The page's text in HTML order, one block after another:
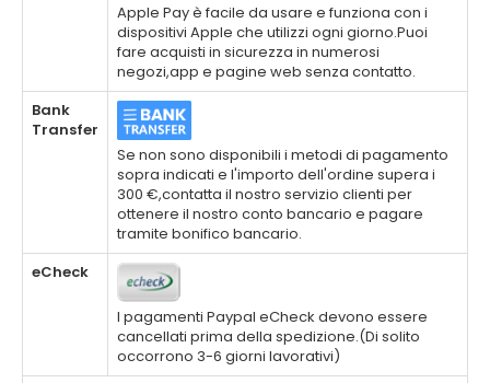
Apple Pay è facile da usare e funziona con i
dispositivi Apple che utilizzi ogni giorno.Puoi
fare acquisti in sicurezza in numerosi
negozi,app e pagine web senza contatto.
Bank
Transfer
Se non sono disponibili i metodi di pagamento
sopra indicati e l'importo dell'ordine supera i
300 €,contatta il nostro servizio clienti per
ottenere il nostro conto bancario e pagare
tramite bonifico bancario.
eCheck
I pagamenti Paypal eCheck devono essere
cancellati prima della spedizione.(Di solito
occorrono 3-6 giorni lavorativi)